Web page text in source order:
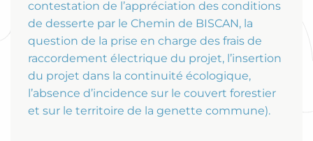
contestation de l’appréciation des conditions
de desserte par le Chemin de BISCAN, la
question de la prise en charge des frais de
raccordement électrique du projet, l’insertion
du projet dans la continuité écologique,
l’absence d’incidence sur le couvert forestier
et sur le territoire de la genette commune).